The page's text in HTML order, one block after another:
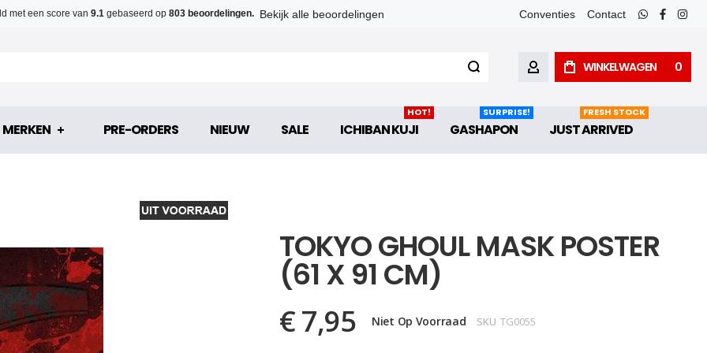
met een score van 9.1 gebaseerd op 803 beoordelingen. Bekijk alle beoordelingen Conventies Contact
whatsapp
facebook
ACCOUNTWINKELWAGEN 0
MERKEN PRE-ORDERS NIEUW SALE ICHIBAN KUJI
HOT!
GASHAPON
SURPRISE!
JUST ARRIVED
FRESH STOCK
TOKYO GHOUL MASK POSTER
(61 X 91 CM)
€ 7,95 Niet Op Voorraad SKU TG0055